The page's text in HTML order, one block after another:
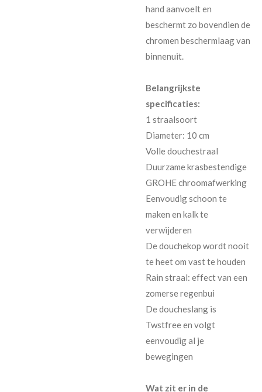
hand aanvoelt en
beschermt zo bovendien de
chromen beschermlaag van
binnenuit.
Belangrijkste
specificaties:
1 straalsoort
Diameter: 10 cm
Volle douchestraal
Duurzame krasbestendige
GROHE chroomafwerking
Eenvoudig schoon te
maken en kalk te
verwijderen
De douchekop wordt nooit
te heet om vast te houden
Rain straal: effect van een
zomerse regenbui
De doucheslang is
Twstfree en volgt
eenvoudig al je
bewegingen
Wat zit er in de